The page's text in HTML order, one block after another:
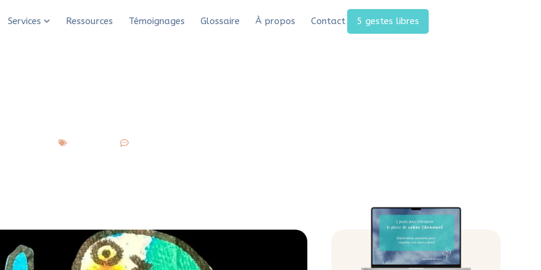
Services Ressources Témoignages Glossaire À propos Contact 5 gestes libres
la technique du papier plié teinté